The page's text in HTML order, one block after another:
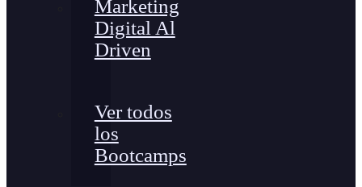
Marketing
Digital Al
Driven
Ver todos
los
Bootcamps